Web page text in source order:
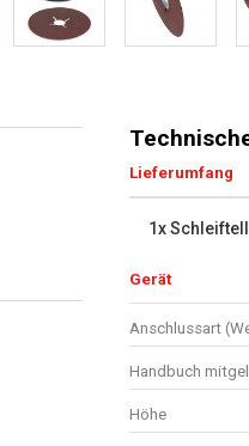
Lieferumfang
1x
Gerät
Anschlussart
Handbuch
Höhe